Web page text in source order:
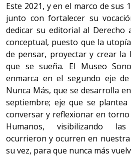
Este 2021, y en el marco de sus
junto con fortalecer su
dedicar su editorial al Derecho
conceptual, puesto que la
de pensar, proyectar y crear la
que se sueña. El Museo
enmarca en el segundo eje
Nunca Más, que se desarrolla
septiembre; eje que se
conversar y reflexionar en
Humanos, visibilizando
ocurrieron y ocurren en
su vez, para que nunca más